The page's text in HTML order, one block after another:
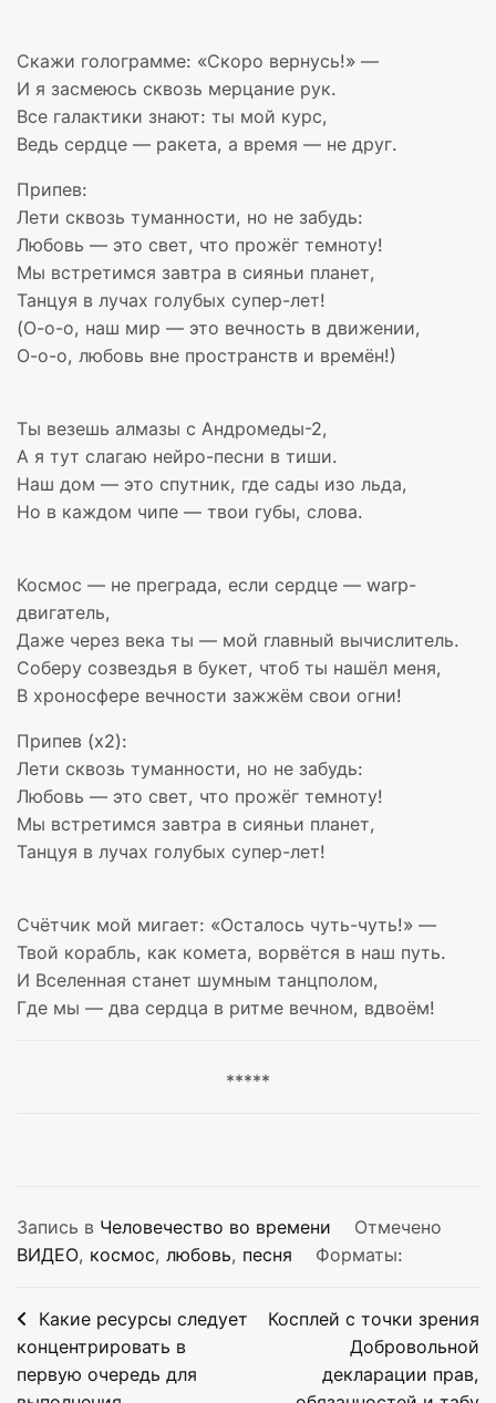
Скажи голограмме: «Скоро вернусь!» —
И я засмеюсь сквозь мерцание рук.
Все галактики знают: ты мой курс,
Ведь сердце — ракета, а время — не друг.
Припев:
Лети сквозь туманности, но не забудь:
Любовь — это свет, что прожёг темноту!
Мы встретимся завтра в сияньи планет,
Танцуя в лучах голубых супер-лет!
(О-о-о, наш мир — это вечность в движении,
О-о-о, любовь вне пространств и времён!)
Ты везешь алмазы с Андромеды-2,
А я тут слагаю нейро-песни в тиши.
Наш дом — это спутник, где сады изо льда,
Но в каждом чипе — твои губы, слова.
Космос — не преграда, если сердце — warp-
двигатель,
Даже через века ты — мой главный вычислитель.
Соберу созвездья в букет, чтоб ты нашёл меня,
В хроносфере вечности зажжём свои огни!
Припев (x2):
Лети сквозь туманности, но не забудь:
Любовь — это свет, что прожёг темноту!
Мы встретимся завтра в сияньи планет,
Танцуя в лучах голубых супер-лет!
Счётчик мой мигает: «Осталось чуть-чуть!» —
Твой корабль, как комета, ворвётся в наш путь.
И Вселенная станет шумным танцполом,
Где мы — два сердца в ритме вечном, вдвоём!
*****
Запись в Человечество во времени
Отмечено
ВИДЕО, космос, любовь, песня Форматы:
Навигация
по
записям
Какие ресурсы следует
концентрировать в
первую очередь для
Косплей с точки зрения
Добровольной
декларации прав,